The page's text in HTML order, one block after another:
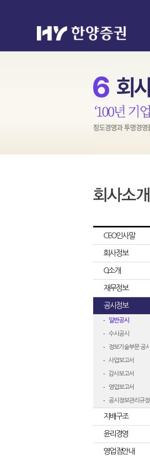
CEO인사말
회사정보
CI소개
재무정보
공시정보
일반공시
수시공시
정보기술부문 공시
사업보고서
감사보고서
영업보고서
공시정보관리규정
지배구조
윤리경영
영업점안내